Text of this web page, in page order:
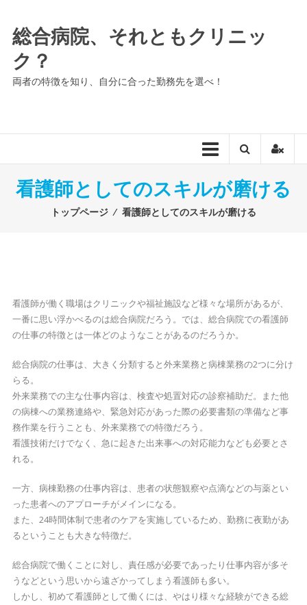
ッ
総合病院、それともクリニッ
ク？
両者の特徴を知り、自分に合った勤務先を選べ！
看護師としてのスキルが磨ける
トップページ ⁄ 看護師としてのスキルが磨ける
看護師が働く職場はクリニックや福祉施設など様々な場所があるが、
一番に思い浮かべるのは総合病院だろう。では、総合病院での看護師
の仕事の特徴とは一体どのようなことがあるのだろうか。
総合病院の仕事は、大きく分類すると外来業務と病棟業務の2つに分け
らる。
外来業務での主な仕事内容は、検査や処置対応の診察補助だ。また他
の病棟への業務連絡や、緊急対応があった際の必要書類の準備など事
務作業を行うことも、外来業務での特徴だろう。
看護技術だけでなく、急に起きた出来事への対応能力なども必要とさ
れる。
一方、病棟勤務の仕事内容は、患者の状態観察や点滴などの与薬とい
った患者へのアプローチがメインになる。
また、24時間体制で患者のケアを実施しているため、勤務に夜勤があ
るということも大きな特徴だ。
総合病院で働くことに対し、責任感が必要であったり仕事内容が多そ
うなどという思いから遠ざかってしまう看護師も多い。
しかし、初めて看護師として働くには、やはり様々な経験ができる総